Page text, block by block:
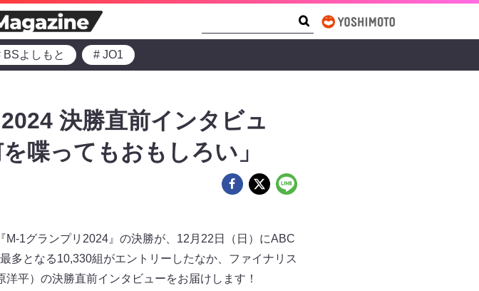
BSよしもと # JO1
決勝直前インタビュ
喋ってもおもしろい」
1グランプリ2024』の決勝が、12月22日（日）にABC
多となる10,330組がエントリーしたなか、ファイナリス
平）の決勝直前インタビューをお届けします！